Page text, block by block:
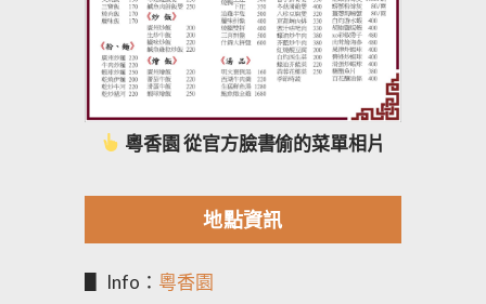
粵香園 從官方臉書偷的菜單相片
地點資訊
▋ Info： 粵香園